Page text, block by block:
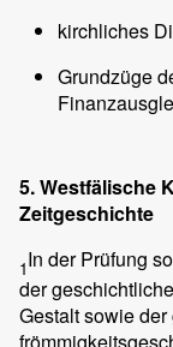
kirchliches
Grundzüge
5. Westfälische
Zeitgeschichte
1In der Prüfung
der
Gestalt sowie